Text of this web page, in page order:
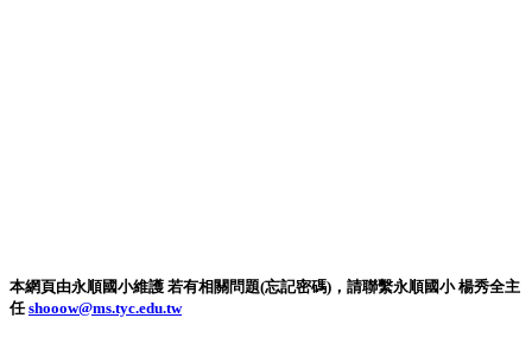
本網頁由永順國小維護 若有相關問題(忘記密碼)，請聯繫永順國小 楊秀全主
任shooow@ms.tyc.edu.tw